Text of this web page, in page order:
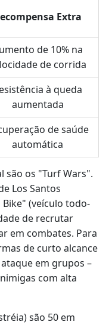
Extra
de 10% na
de corrida
à queda
aumentada
de saúde
automática
são os "Turf Wars".
Los Santos
(veículo todo-
de recrutar
em combates. Para
de curto alcance
em grupos –
com alta
são 50 em